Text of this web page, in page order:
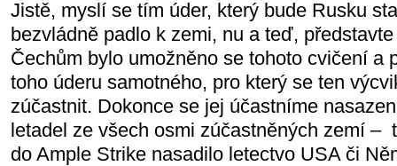
Jistě, myslí se tím úder, který bude Rusku
bezvládně padlo k zemi, nu a teď,
Čechům bylo umožněno se tohoto cvičení a
toho úderu samotného, pro který se ten
zúčastnit. Dokonce se jej účastníme
letadel ze všech osmi zúčastněných zemí –
do Ample Strike nasadilo letectvo USA či